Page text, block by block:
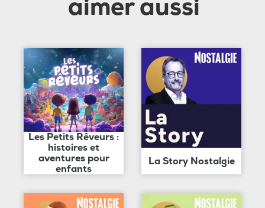
aimer aussi
Les Petits Rêveurs :
histoires et
aventures pour
enfants
La Story Nostalgie